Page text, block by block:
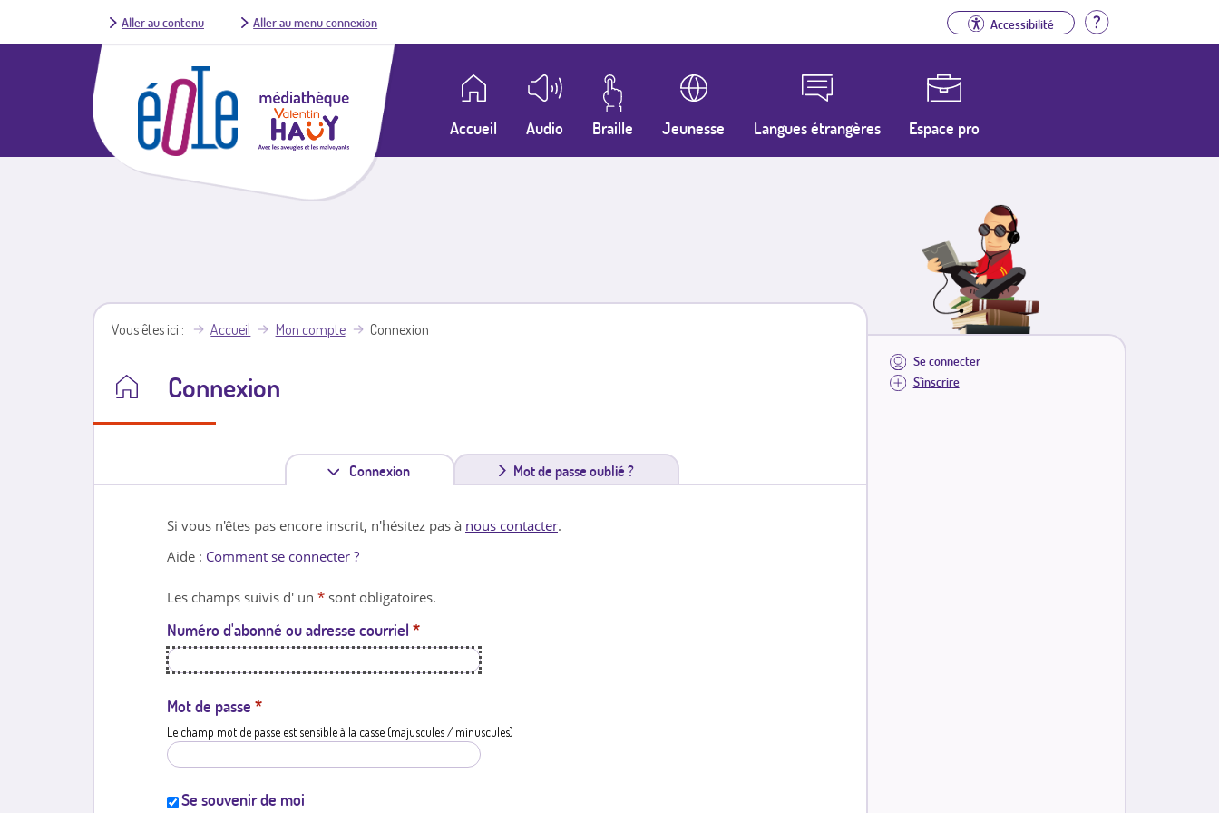
Aller au contenu Aller au menu connexion Accessibilité Aide
Accueil Audio Braille Jeunesse Langues étrangères Espace pro
Se connecter
S'inscrire
Vous êtes ici Accueil Mon compte Connexion
Connexion
Connexion
n
l
e
Mot de passe oublié ?
Si vous n'êtes pas encore inscrit, n'hésitez pas à nous contacter.
Aide : Comment se connecter ?
Les champs suivis d' un * sont obligatoires.
Numéro d'abonné ou adresse courriel *
Mot de passe *
Le champ mot de passe est sensible à la casse (majuscules / minuscules)
Se souvenir de moi